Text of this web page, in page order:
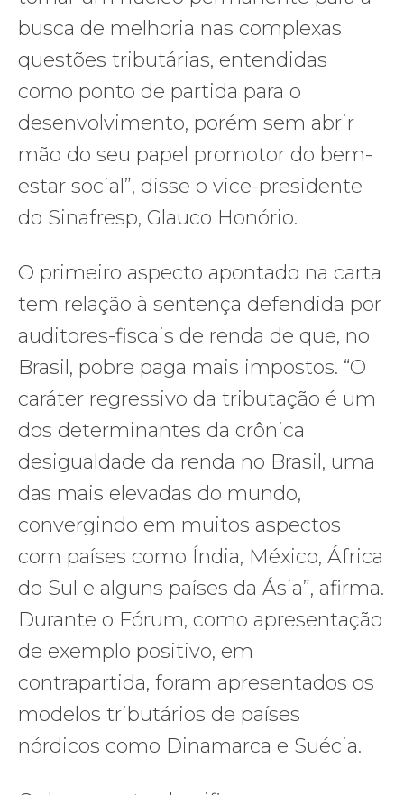
busca de melhoria nas complexas
questões tributárias, entendidas
como ponto de partida para o
desenvolvimento, porém sem abrir
mão do seu papel promotor do bem-
estar social”, disse o vice-presidente
do Sinafresp, Glauco Honório.
O primeiro aspecto apontado na carta
tem relação à sentença defendida por
auditores-fiscais de renda de que, no
Brasil, pobre paga mais impostos. “O
caráter regressivo da tributação é um
dos determinantes da crônica
desigualdade da renda no Brasil, uma
das mais elevadas do mundo,
convergindo em muitos aspectos
com países como Índia, México, África
do Sul e alguns países da Ásia”, afirma.
Durante o Fórum, como apresentação
de exemplo positivo, em
contrapartida, foram apresentados os
modelos tributários de países
nórdicos como Dinamarca e Suécia.